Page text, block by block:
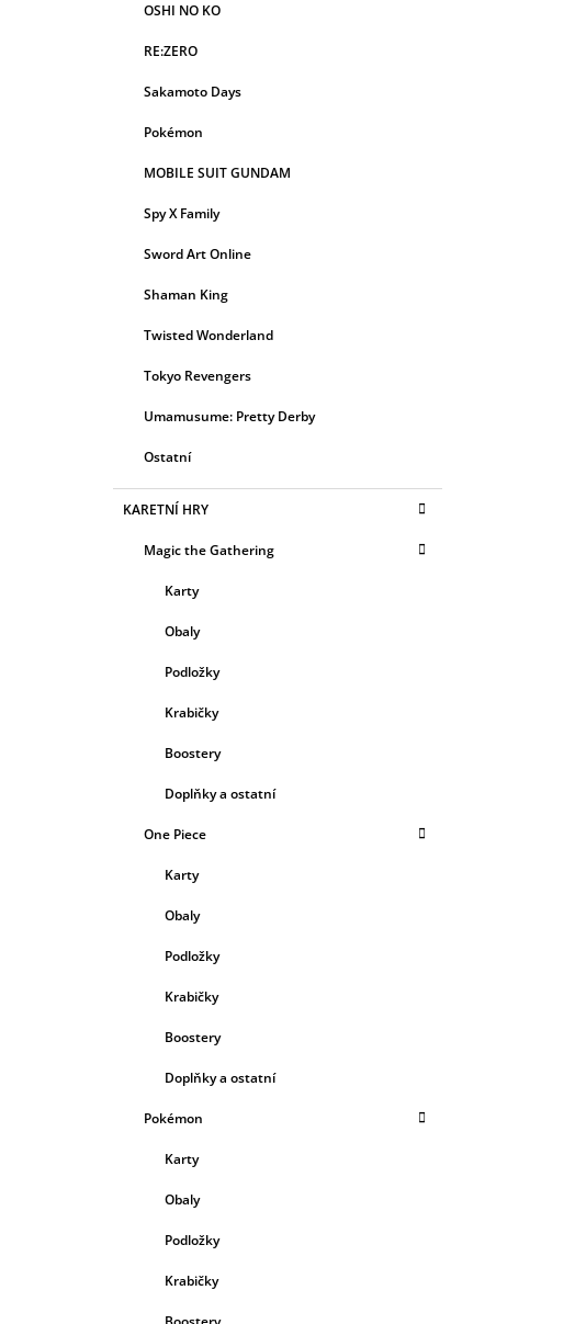
OSHI NO KO
RE:ZERO
Sakamoto Days
Pokémon
MOBILE SUIT GUNDAM
Spy X Family
Sword Art Online
Shaman King
Twisted Wonderland
Tokyo Revengers
Umamusume: Pretty Derby
Ostatní
KARETNÍ HRY
Magic the Gathering
Karty
Obaly
Podložky
Krabičky
Boostery
Doplňky a ostatní
One Piece
Karty
Obaly
Podložky
Krabičky
Boostery
Doplňky a ostatní
Pokémon
Karty
Obaly
Podložky
Krabičky